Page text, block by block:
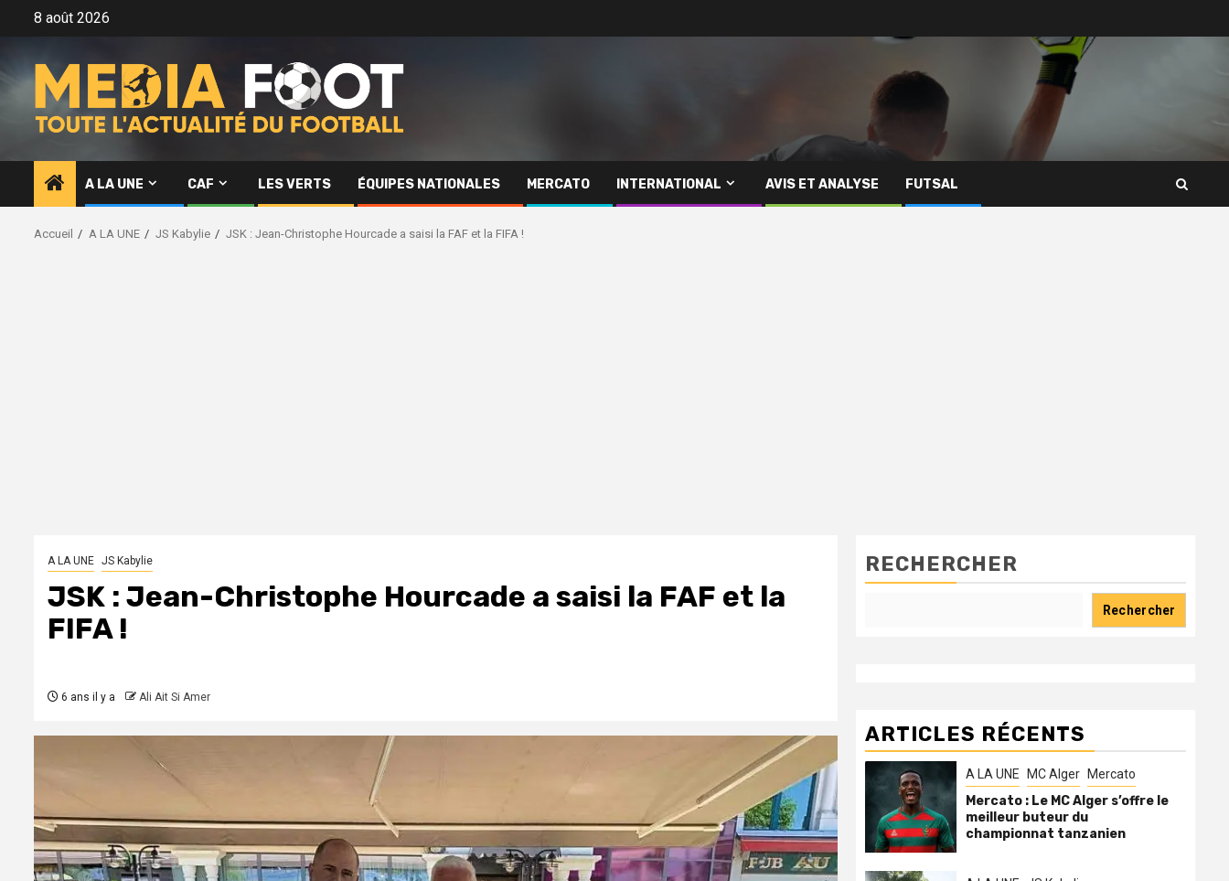
8 août 2026
A LA UNE CAF LES VERTS ÉQUIPES NATIONALES MERCATO INTERNATIONAL AVIS ET ANALYSE FUTSAL
Accueil A LA UNE JS Kabylie JSK : Jean-Christophe Hourcade a saisi la FAF et la FIFA !
A LA UNE JS Kabylie
JSK : Jean-Christophe Hourcade a saisi la FAF et la
FIFA !
6 ans il y a Ali Ait Si Amer
RECHERCHER
Rechercher
ARTICLES RÉCENTS
A LA UNE MC Alger Mercato
Mercato : Le MC Alger s’offre le
meilleur buteur du
championnat tanzanien